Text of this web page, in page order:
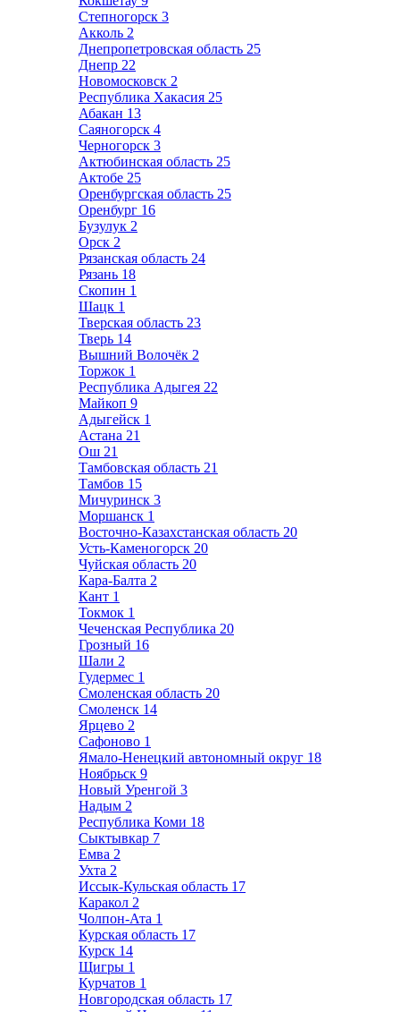
Степногорск 3
Акколь 2
Днепропетровская область 25
Днепр 22
Новомосковск 2
Республика Хакасия 25
Абакан 13
Саяногорск 4
Черногорск 3
Актюбинская область 25
Актобе 25
Оренбургская область 25
Оренбург 16
Бузулук 2
Орск 2
Рязанская область 24
Рязань 18
Скопин 1
Шацк 1
Тверская область 23
Тверь 14
Вышний Волочёк 2
Торжок 1
Республика Адыгея 22
Майкоп 9
Адыгейск 1
Астана 21
Ош 21
Тамбовская область 21
Тамбов 15
Мичуринск 3
Моршанск 1
Восточно-Казахстанская область 20
Усть-Каменогорск 20
Чуйская область 20
Кара-Балта 2
Кант 1
Токмок 1
Чеченская Республика 20
Грозный 16
Шали 2
Гудермес 1
Смоленская область 20
Смоленск 14
Ярцево 2
Сафоново 1
Ямало-Ненецкий автономный округ 18
Ноябрьск 9
Новый Уренгой 3
Надым 2
Республика Коми 18
Сыктывкар 7
Емва 2
Ухта 2
Иссык-Кульская область 17
Каракол 2
Чолпон-Ата 1
Курская область 17
Курск 14
Щигры 1
Курчатов 1
Новгородская область 17